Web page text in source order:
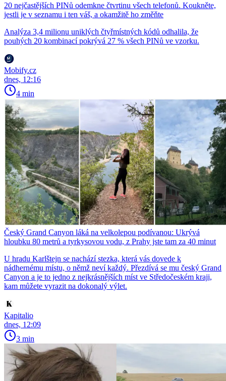
20 nejčastějších PINů odemkne čtvrtinu všech telefonů. Koukněte,
jestli je v seznamu i ten váš, a okamžitě ho změňte
Analýza 3,4 milionu uniklých čtyřmístných kódů odhalila, že
pouhých 20 kombinací pokrývá 27 % všech PINů ve vzorku.
Mobify.cz
dnes, 12:16
4 min
Český Grand Canyon láká na velkolepou podívanou: Ukrývá
hloubku 80 metrů a tyrkysovou vodu, z Prahy jste tam za 40 minut
U hradu Karlštejn se nachází stezka, která vás dovede k
nádhernému místu, o němž neví každý. Přezdívá se mu český Grand
Canyon a je to jedno z nejkrásnějších míst ve Středočeském kraji,
kam můžete vyrazit na dokonalý výlet.
Kapitalio
dnes, 12:09
3 min